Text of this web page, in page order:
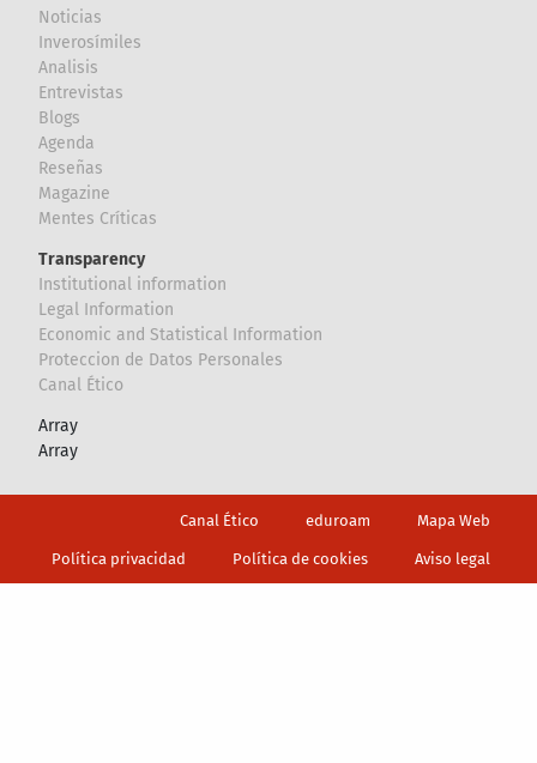
Noticias
Inverosímiles
Analisis
Entrevistas
Blogs
Agenda
Reseñas
Magazine
Mentes Críticas
Transparency
Institutional information
Legal Information
Economic and Statistical Information
Proteccion de Datos Personales
Canal Ético
Array
Array
Canal Ético eduroam Mapa Web
Política privacidad Política de cookies Aviso legal